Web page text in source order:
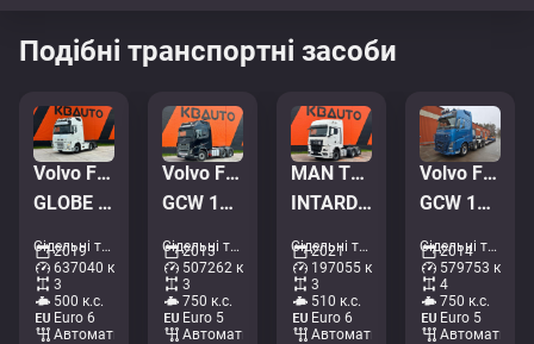
Подібні транспортні засоби
Volvo FH 500 6x2
GLOBE XL / RETARDER / DOUBLE BOGIE
Сідельні тягачі • M635-9922
2019
637040 км
3
500 к.с.
Euro 6
Автоматичний
Volvo FH16 750 6x4
GCW 100 TON / RETARDER / GLOBE XL / BIG AXEL / ADR
Сідельні тягачі • M550-7967
2013
507262 км
3
750 к.с.
Euro 5
Автоматичний
MAN TGX 28.510 6x2
INTARDER / DOUBLE BOGIE
Сідельні тягачі • M779-1088
2021
197055 км
3
510 к.с.
Euro 6
Автоматичний
Volvo FH 16 750 8x4
GCW 142 ton / GLOBE XL / RETARDER / HYDRAULICS / SET WITH VANG 107900.-
Сідельні тягачі • M517-6753
2014
579753 км
4
750 к.с.
Euro 5